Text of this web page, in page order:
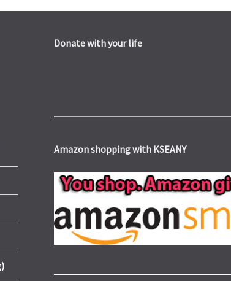
Donate with your life
Amazon shopping with KSEANY